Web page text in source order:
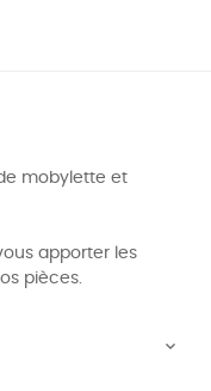
mobylette et
apporter les
pièces.
